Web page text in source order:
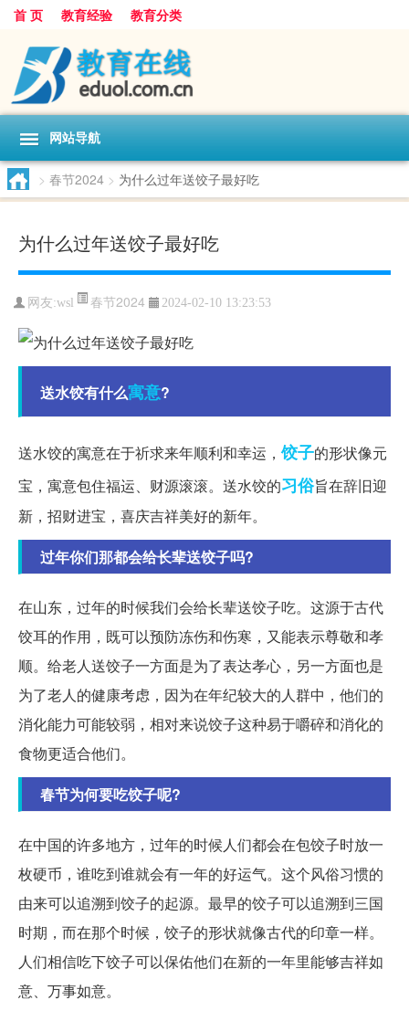
首 页 教育经验 教育分类
网站导航
> 春节2024 > 为什么过年送饺子最好吃
为什么过年送饺子最好吃
网友:wsl 春节2024 2024-02-10 13:23:53
送水饺有什么寓意?
送水饺的寓意在于祈求来年顺利和幸运，饺子的形状像元
宝，寓意包住福运、财源滚滚。送水饺的习俗旨在辞旧迎
新，招财进宝，喜庆吉祥美好的新年。
过年你们那都会给长辈送饺子吗?
在山东，过年的时候我们会给长辈送饺子吃。这源于古代
饺耳的作用，既可以预防冻伤和伤寒，又能表示尊敬和孝
顺。给老人送饺子一方面是为了表达孝心，另一方面也是
为了老人的健康考虑，因为在年纪较大的人群中，他们的
消化能力可能较弱，相对来说饺子这种易于嚼碎和消化的
食物更适合他们。
春节为何要吃饺子呢?
在中国的许多地方，过年的时候人们都会在包饺子时放一
枚硬币，谁吃到谁就会有一年的好运气。这个风俗习惯的
由来可以追溯到饺子的起源。最早的饺子可以追溯到三国
时期，而在那个时候，饺子的形状就像古代的印章一样。
人们相信吃下饺子可以保佑他们在新的一年里能够吉祥如
意、万事如意。